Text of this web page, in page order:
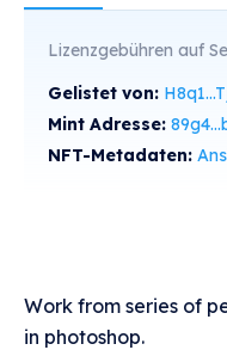
Lizenzgebühren auf
Gelistet von:
Mint Adresse:
NFT-Metadaten:
Work from series of
in photoshop.